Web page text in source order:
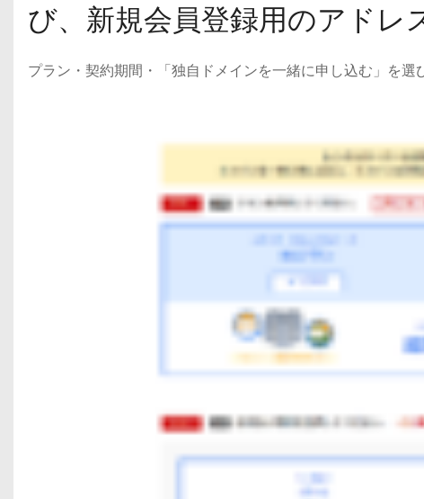
び、新規会員登録用のアドレ
プラン・契約期間・「独自ドメインを一緒に申し込む」を